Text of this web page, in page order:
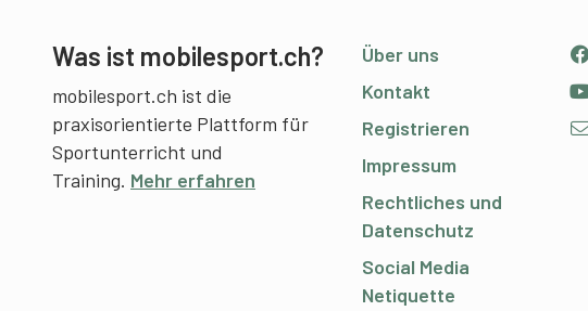
Was ist mobilesport.ch?
mobilesport.ch ist die
praxisorientierte Plattform für
Sportunterricht und
Training. Mehr erfahren
Über uns
Kontakt
Registrieren
Impressum
Rechtliches und
Datenschutz
Social Media
Netiquette